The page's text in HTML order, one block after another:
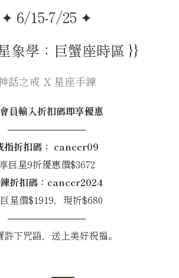
✦ 6/15-7/25 ✦
象學：巨蟹座時區 }}
話之戒 X 星座手鍊
員輸入折扣碼即享優惠
────────────
指折扣碼： cancer09
享巨星9折優惠價$3672
折扣碼：cancer2024
星價$1919，現折$680
────────────
許下咒語，送上美好祝福。